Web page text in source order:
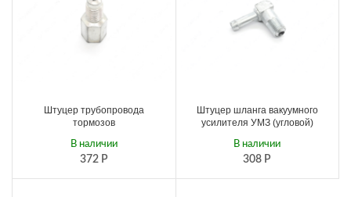
Штуцер трубопровода
тормозов
372 Р
В наличии
Штуцер шланга вакуумного
усилителя УМЗ (угловой)
308 Р
В наличии